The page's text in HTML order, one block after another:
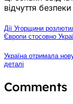
відчуття
Дії Угорщини
Європи стосовно
Україна отримала
деталі
Comments